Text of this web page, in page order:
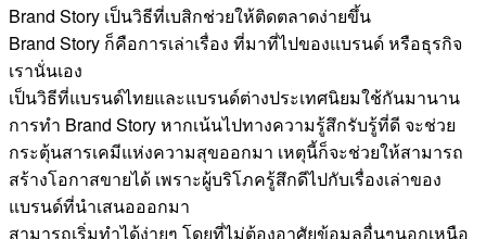
Brand Story เป็นวิธีที่เบสิกช่วยให้ติดตลาดง่ายขึ้น
Brand Story ก็คือการเล่าเรื่อง ที่มาที่ไปของแบรนด์ หรือธุรกิจ
เรานั่นเอง
เป็นวิธีที่แบรนด์ไทยและแบรนด์ต่างประเทศนิยมใช้กันมานาน
การทำ Brand Story หากเน้นไปทางความรู้สึกรับรู้ที่ดี จะช่วย
กระตุ้นสารเคมีแห่งความสุขออกมา เหตุนี้ก็จะช่วยให้สามารถ
สร้างโอกาสขายได้ เพราะผู้บริโภครู้สึกดีไปกับเรื่องเล่าของ
แบรนด์ที่นำเสนอออกมา
สามารถเริ่มทำได้ง่ายๆ โดยที่ไม่ต้องอาศัยข้อมูลอื่นๆนอกเหนือ